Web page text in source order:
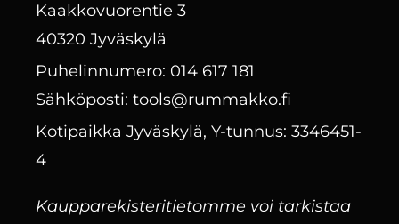
Kaakkovuorentie 3
40320 Jyväskylä
Puhelinnumero: 014 617 181
Sähköposti: tools@rummakko.fi
Kotipaikka Jyväskylä, Y-tunnus: 3346451-
4
Kaupparekisteritietomme voi tarkistaa